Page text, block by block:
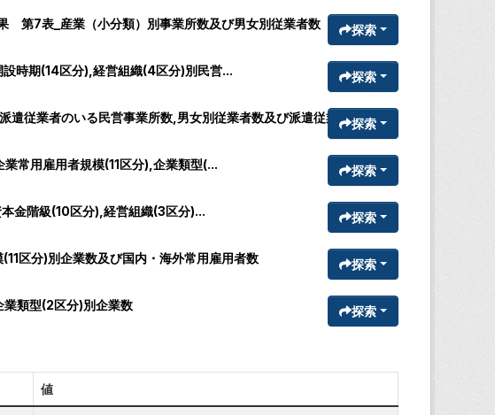
第7表_産業（小分類）別事業所数及び男女別従業者数 探索
時期(14区分),経営組織(4区分)別民営... 探索
従業者のいる民営事業所数,男女別従業者数及び派遣従業者数探索
常用雇用者規模(11区分),企業類型(... 探索
金階級(10区分),経営組織(3区分)... 探索
区分)別企業数及び国内・海外常用雇用者数 探索
類型(2区分)別企業数 探索
値